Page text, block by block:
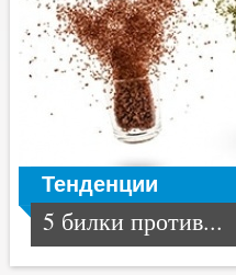
Тенденции
5 билки против...